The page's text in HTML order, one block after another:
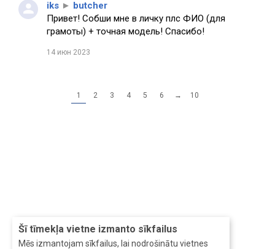
Šī tīmekļa vietne izmanto sīkfailus
Mēs izmantojam sīkfailus, lai nodrošinātu vietnes
iks ► butcher
Привет! Собши мне в личку плс ФИО (для
грамоты) + точная модель! Спасибо!
14 июн 2023
1 2 3 4 5 6 → 10